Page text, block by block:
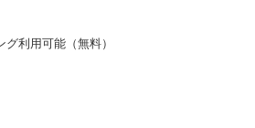
グ利用可能（無料）